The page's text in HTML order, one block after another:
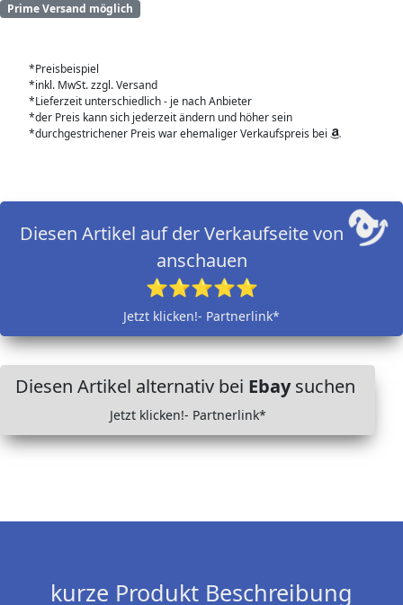
Prime Versand möglich
*Preisbeispiel
*inkl. MwSt. zzgl. Versand
*Lieferzeit unterschiedlich - je nach Anbieter
*der Preis kann sich jederzeit ändern und höher sein
*durchgestrichener Preis war ehemaliger Verkaufspreis bei
Diesen Artikel auf der Verkaufseite von
anschauen
⭐⭐⭐⭐⭐
Jetzt klicken!- Partnerlink*
Diesen Artikel alternativ bei Ebaysuchen
Jetzt klicken!- Partnerlink*
kurze Produkt Beschreibung